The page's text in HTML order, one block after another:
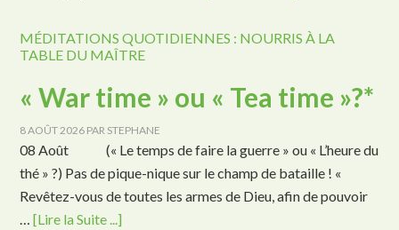
MÉDITATIONS QUOTIDIENNES : NOURRIS À LA
TABLE DU MAÎTRE
« War time » ou « Tea time »?*
8 AOÛT 2026 PAR STEPHANE
08 Août (« Le temps de faire la guerre » ou « L’heure du
thé » ?) Pas de pique-nique sur le champ de bataille ! «
Revêtez-vous de toutes les armes de Dieu, afin de pouvoir
…[Lire la Suite ...]